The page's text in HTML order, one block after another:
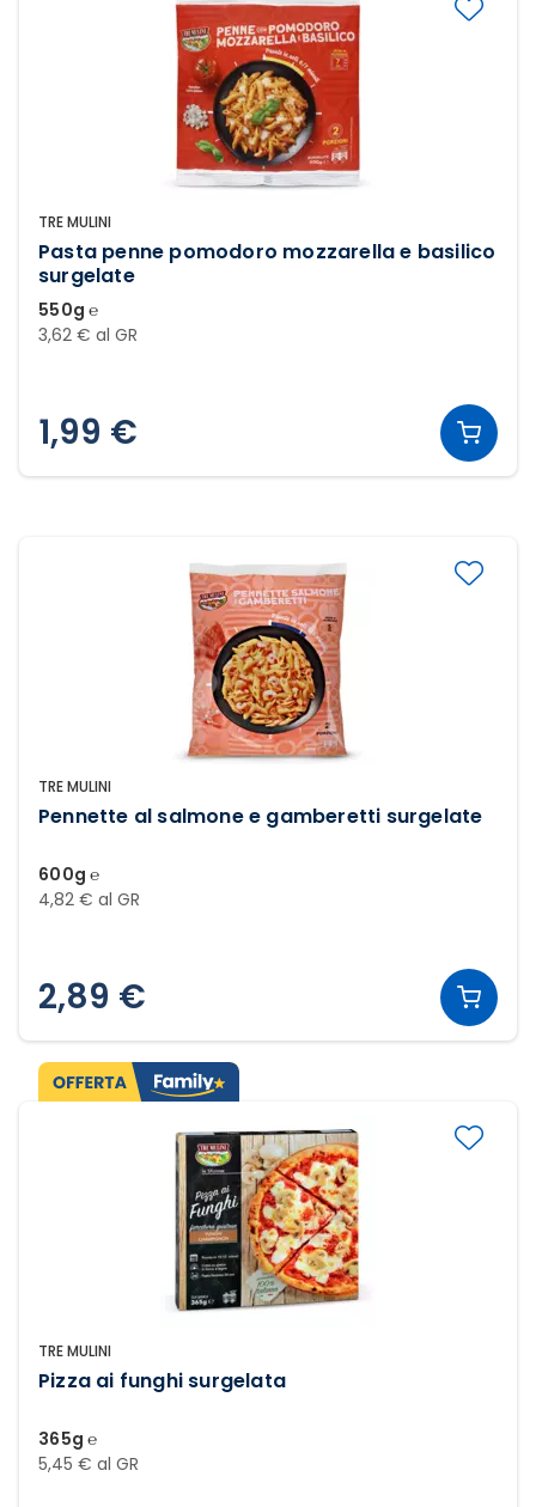
TRE MULINI
Pasta penne pomodoro mozzarella e basilico
surgelate
550g ℮
3,62 € al GR
1,99 €
TRE MULINI
Pennette al salmone e gamberetti surgelate
600g ℮
4,82 € al GR
2,89 €
TRE MULINI
Pizza ai funghi surgelata
365g ℮
5,45 € al GR